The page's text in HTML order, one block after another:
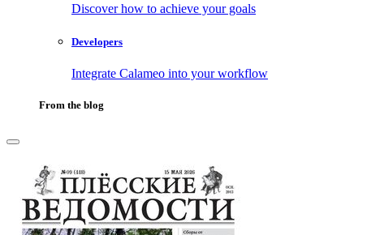
Discover how to achieve your goals
Developers
Integrate Calameo into your workflow
From the blog